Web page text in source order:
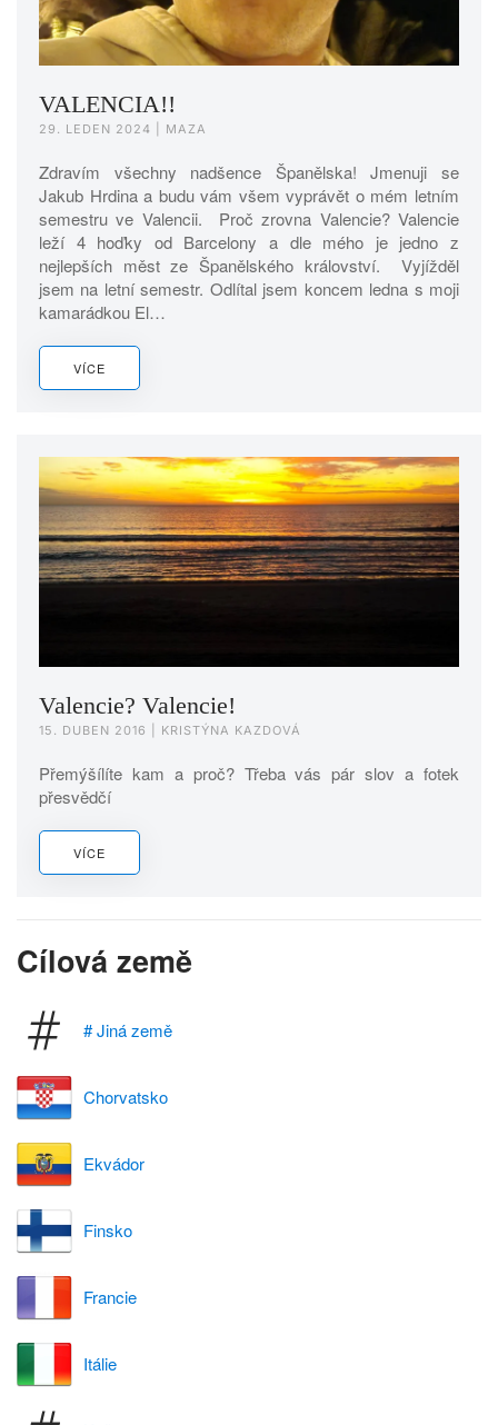
VALENCIA!!
29. LEDEN 2024 | MAZA
Zdravím všechny nadšence Španělska! Jmenuji se
Jakub Hrdina a budu vám všem vyprávět o mém letním
semestru ve Valencii. Proč zrovna Valencie? Valencie
leží 4 hoďky od Barcelony a dle mého je jedno z
nejlepších měst ze Španělského království. Vyjížděl
jsem na letní semestr. Odlítal jsem koncem ledna s moji
kamarádkou El…
VÍCE
Valencie? Valencie!
15. DUBEN 2016 | KRISTÝNA KAZDOVÁ
Přemýšílíte kam a proč? Třeba vás pár slov a fotek
přesvědčí
VÍCE
Cílová země
# Jiná země
Chorvatsko
Ekvádor
Finsko
Francie
Itálie